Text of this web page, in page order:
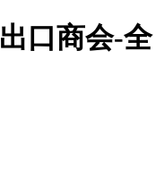
口商会-全